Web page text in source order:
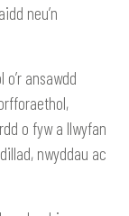
neu’n
ansawdd
o fyw a llwyfan
nwyddau ac